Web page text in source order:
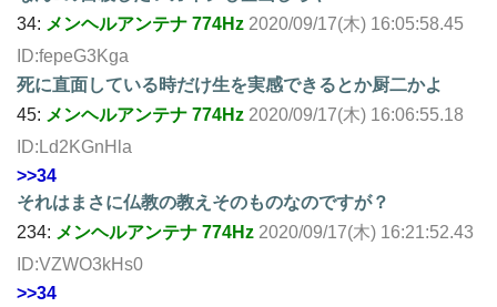
34: メンヘルアンテナ 774Hz 2020/09/17(木) 16:05:58.45
ID:fepeG3Kga
死に直面している時だけ生を実感できるとか厨二かよ
45: メンヘルアンテナ 774Hz 2020/09/17(木) 16:06:55.18
ID:Ld2KGnHla
>>34
それはまさに仏教の教えそのものなのですが？
234: メンヘルアンテナ 774Hz 2020/09/17(木) 16:21:52.43
ID:VZWO3kHs0
>>34